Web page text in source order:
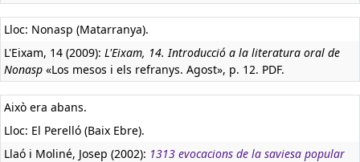
Lloc: Nonasp (Matarranya).
L'Eixam, 14 (2009): L'Eixam, 14. Introducció a la literatura oral de
Nonasp «Los mesos i els refranys. Agost», p. 12. PDF.
Això era abans.
Lloc: El Perelló (Baix Ebre).
Llaó i Moliné, Josep (2002): 1313 evocacions de la saviesa popular